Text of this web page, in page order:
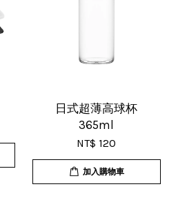
裝，非常好用的產品，謝
格超優惠，CP值超高，推
日式超薄高球杯
365ml
NT$ 120
加入購物車